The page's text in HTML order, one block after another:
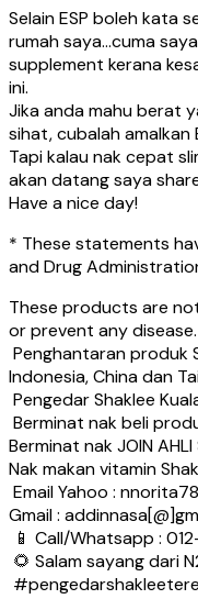
Selain ESP boleh kata
rumah saya…cuma
supplement kerana
ini.
Jika anda mahu berat
sihat, cubalah amalkan
Tapi kalau nak cepat
akan datang saya
Have a nice day!
* These statements
and Drug
These products are
or prevent any disease.
Penghantaran produk
Indonesia, China dan
Pengedar Shaklee
Berminat nak beli
Berminat nak JOIN AHLI
Nak makan vitamin
Email Yahoo :
Gmail :
📱 Call/Whatsapp :
🌻 Salam sayang dari